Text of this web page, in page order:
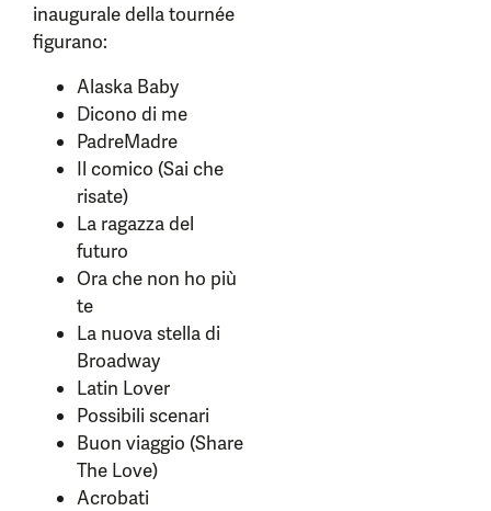
inaugurale della tournée
figurano:
Alaska Baby
Dicono di me
PadreMadre
Il comico (Sai che
risate)
La ragazza del
futuro
Ora che non ho più
te
La nuova stella di
Broadway
Latin Lover
Possibili scenari
Buon viaggio (Share
The Love)
Acrobati